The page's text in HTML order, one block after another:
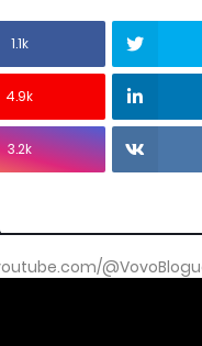
1.1k
4.9k
3.2k